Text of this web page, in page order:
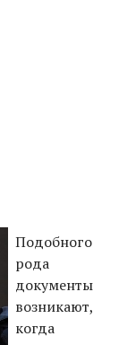
Подобного
рода
документы
возникают,
когда